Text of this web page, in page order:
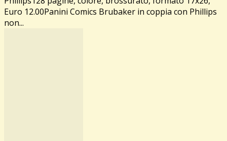
Euro 12.00Panini Comics Brubaker in coppia con Phillips
non...